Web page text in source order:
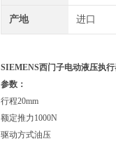
产地 进口
SIEMENS西门子电动液压执
参数：
行程20mm
额定推力1000N
驱动方式油压